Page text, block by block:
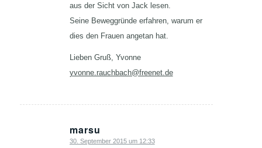
aus der Sicht von Jack lesen.
Seine Beweggründe erfahren, warum er
dies den Frauen angetan hat.
Lieben Gruß, Yvonne
yvonne.rauchbach@freenet.de
marsu
sagte:
30. September 2015 um 12:33